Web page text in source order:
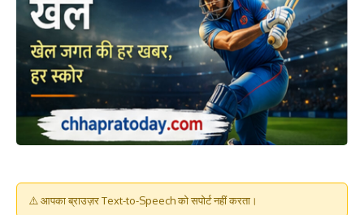
⚠️ आपका ब्राउज़र Text-to-Speech को सपोर्ट नहीं करता।